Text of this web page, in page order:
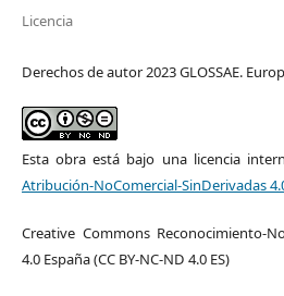
Licencia
Derechos de autor 2023 GLOSSAE.
Esta obra está bajo una licencia
Atribución-NoComercial-SinDerivadas
Creative Commons Reconocimiento-
4.0 España (CC BY-NC-ND 4.0 ES)